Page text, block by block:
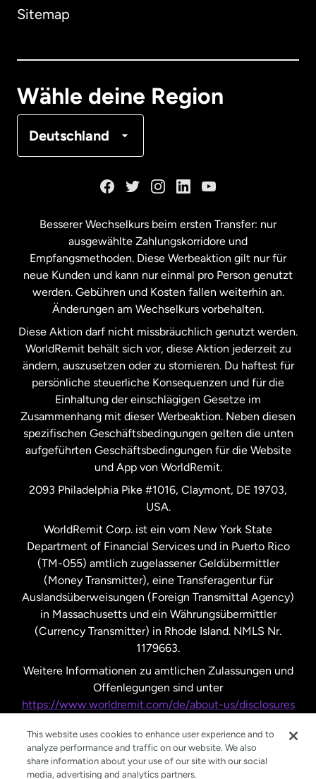
Sitemap
Wähle deine Region
Deutschland
Malaysia
Neuseeland
Niederlande
Schweden
Spanien
Vereinigte Staaten English
Vereinigte Staaten
Vereinigtes Königreich
Besserer Wechselkurs beim ersten Transfer: nur
ausgewählte Zahlungskorridore und
Empfangsmethoden. Diese Werbeaktion gilt nur für
neue Kunden und kann nur einmal pro Person genutzt
werden. Gebühren und Kosten fallen weiterhin an.
Änderungen am Wechselkurs vorbehalten.
Diese Aktion darf nicht missbräuchlich genutzt werden.
WorldRemit behält sich vor, diese Aktion jederzeit zu
ändern, auszusetzen oder zu stornieren. Du haftest für
persönliche steuerliche Konsequenzen und für die
Einhaltung der einschlägigen Gesetze im
Zusammenhang mit dieser Werbeaktion. Neben diesen
spezifischen Geschäftsbedingungen gelten die unten
aufgeführten Geschäftsbedingungen für die Website
und App von WorldRemit.
2093 Philadelphia Pike #1016, Claymont, DE 19703,
USA.
WorldRemit Corp. ist ein vom New York State
Department of Financial Services und in Puerto Rico
(TM-055) amtlich zugelassener Geldübermittler
(Money Transmitter), eine Transferagentur für
Auslandsüberweisungen (Foreign Transmittal Agency)
in Massachusetts und ein Währungsübermittler
(Currency Transmitter) in Rhode Island. NMLS Nr.
1179663.
Weitere Informationen zu amtlichen Zulassungen und
Offenlegungen sind unter
https://www.worldremit.com/de/about-us/disclosures
This website uses cookies to enhance user experience and to
analyze performance and traffic on our website. We also
share information about your use of our site with our social
media, advertising and analytics partners.